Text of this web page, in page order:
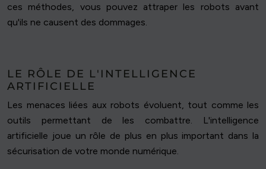
ces méthodes, vous pouvez attraper les robots avant
qu'ils ne causent des dommages.
LE RÔLE DE L'INTELLIGENCE
ARTIFICIELLE
Les menaces liées aux robots évoluent, tout comme les
outils permettant de les combattre. L'intelligence
artificielle joue un rôle de plus en plus important dans la
sécurisation de votre monde numérique.